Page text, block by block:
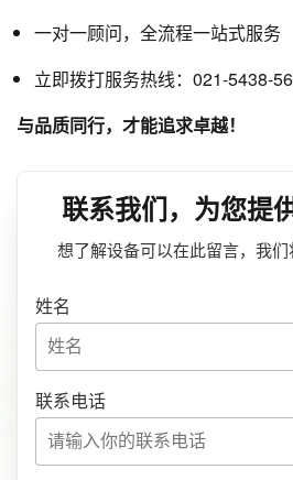
一对一顾问，全流程一站式服务
立即拨打服务热线：021-5438-
与品质同行，才能追求卓越！
联系我们，为您提
想了解设备可以在此留言，我们
姓名
联系电话